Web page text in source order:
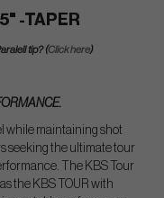
-TAPER
tip? (Click here)
while maintaining shot
seeking the ultimate tour
The KBS Tour
the KBS TOUR with